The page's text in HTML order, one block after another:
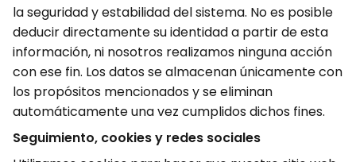
la seguridad y estabilidad del sistema. No es posible
deducir directamente su identidad a partir de esta
información, ni nosotros realizamos ninguna acción
con ese fin. Los datos se almacenan únicamente con
los propósitos mencionados y se eliminan
automáticamente una vez cumplidos dichos fines.
Seguimiento, cookies y redes sociales